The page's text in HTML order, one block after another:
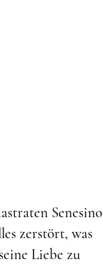
Senesino
zerstört, was
Liebe zu